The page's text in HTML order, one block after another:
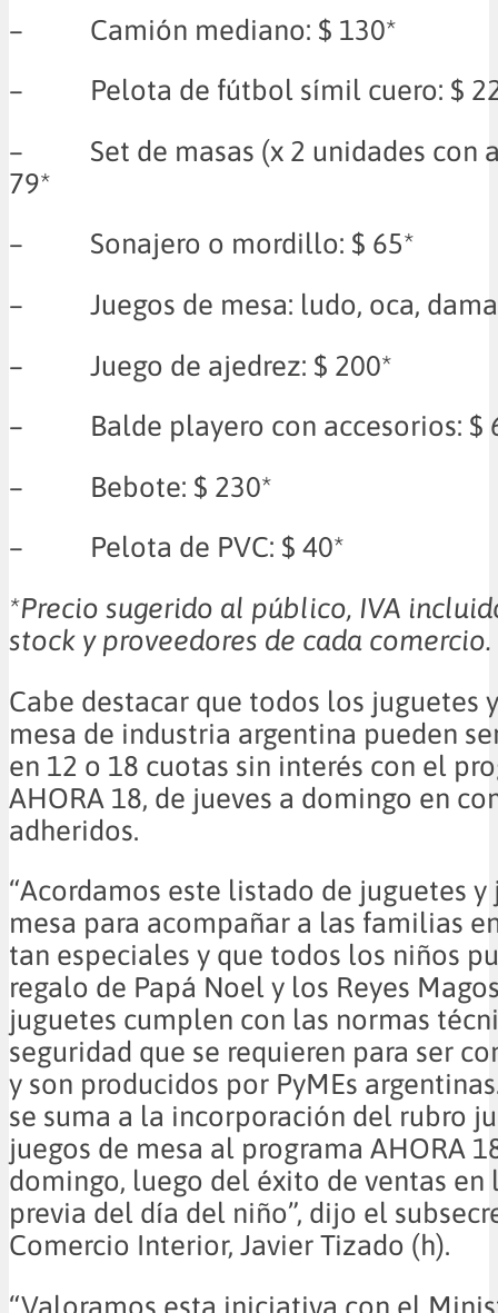
– Camión mediano: $ 130*
– Pelota de fútbol símil cuero: $
– Set de masas (x 2 unidades con
79*
– Sonajero o mordillo: $ 65*
– Juegos de mesa: ludo, oca,
– Juego de ajedrez: $ 200*
– Balde playero con accesorios: $
– Bebote: $ 230*
– Pelota de PVC: $ 40*
*Precio sugerido al público, IVA
stock y proveedores de cada comercio.
Cabe destacar que todos los juguetes
mesa de industria argentina pueden
en 12 o 18 cuotas sin interés con el
AHORA 18, de jueves a domingo en
adheridos.
“Acordamos este listado de juguetes y
mesa para acompañar a las familias
tan especiales y que todos los niños
regalo de Papá Noel y los Reyes
juguetes cumplen con las normas
seguridad que se requieren para ser
y son producidos por PyMEs
se suma a la incorporación del rubro
juegos de mesa al programa AHORA
domingo, luego del éxito de ventas en
previa del día del niño”, dijo el
Comercio Interior, Javier Tizado (h).
“Valoramos esta iniciativa con el